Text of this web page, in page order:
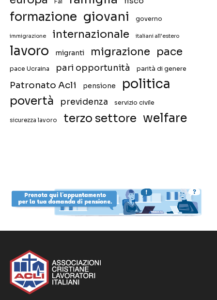
formazione giovani governo
immigrazione internazionale italiani all'estero
lavoro migranti migrazione pace
pace Ucraina pari opportunità parità di genere
Patronato Acli pensione politica
povertà previdenza servizio civile
sicurezza lavoro terzo settore welfare